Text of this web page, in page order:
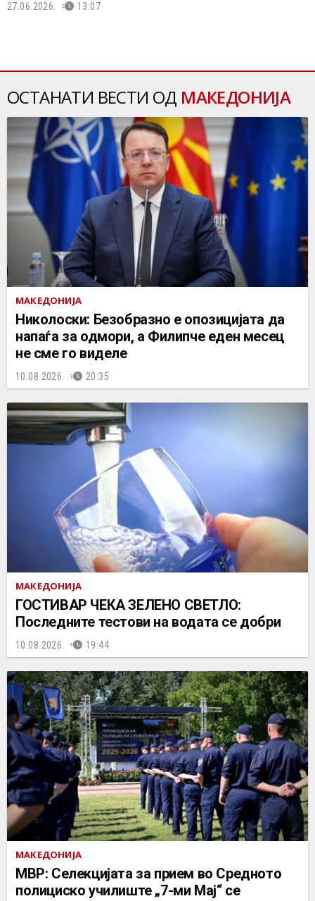
27.06.2026. 13:07
ОСТАНАТИ ВЕСТИ ОД МАКЕДОНИЈА
МАКЕДОНИЈА
Николоски: Безобразно е опозицијата да
напаѓа за одмори, а Филипче еден месец
не сме го виделе
10.08.2026. 20:35
МАКЕДОНИЈА
ГОСТИВАР ЧЕКА ЗЕЛЕНО СВЕТЛО:
Последните тестови на водата се добри
10.08.2026. 19:44
МАКЕДОНИЈА
МВР: Селекцијата за прием во Средното
полициско училиште „7-ми Мај“ се